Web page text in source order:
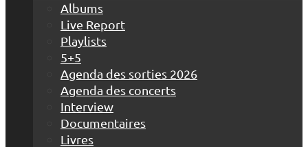
Albums
Live Report
Playlists
5+5
Agenda des sorties 2026
Agenda des concerts
Interview
Documentaires
Livres